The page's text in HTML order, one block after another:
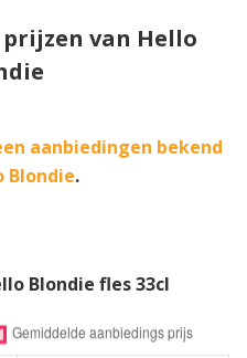
van Hello
aanbiedingen bekend
Blondie.
Blondie fles 33cl